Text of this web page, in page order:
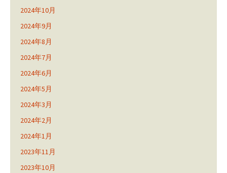
2024年10月
2024年9月
2024年8月
2024年7月
2024年6月
2024年5月
2024年3月
2024年2月
2024年1月
2023年11月
2023年10月